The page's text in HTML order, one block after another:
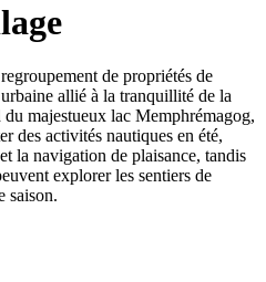
de propriétés de
allié à la tranquillité de la
majestueux lac Memphrémagog,
des activités nautiques en été,
la navigation de plaisance, tandis
explorer les sentiers de
saison.